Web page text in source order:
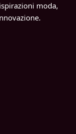
moda,